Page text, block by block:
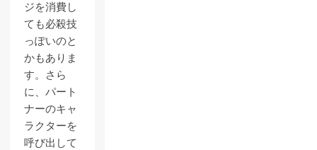
ジを消費し
ても必殺技
っぽいのと
かもありま
す。さら
に、パート
ナーのキャ
ラクターを
呼び出して